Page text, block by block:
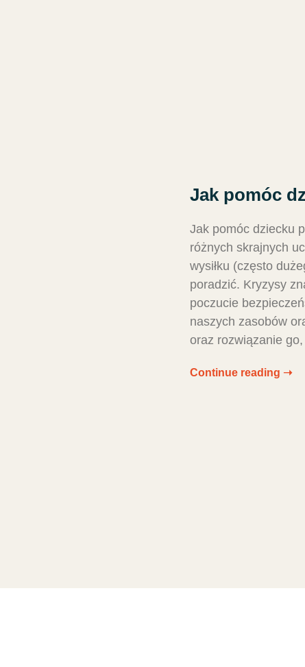
Jak pomóc
Jak pomóc dziecku
różnych skrajnych
wysiłku (często
poradzić. Kryzysy
poczucie
naszych zasobów
oraz rozwiązanie
Continue reading ➝